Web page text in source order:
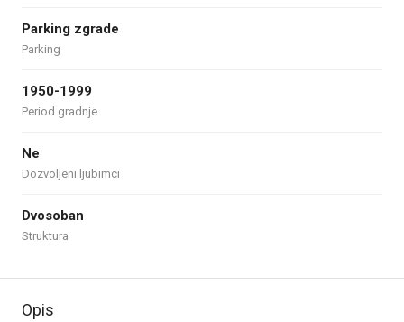
Parking zgrade
Parking
1950-1999
Period gradnje
Ne
Dozvoljeni ljubimci
Dvosoban
Struktura
Opis